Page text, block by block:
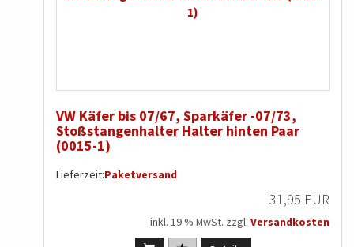
VW Käfer bis 07/67, Sparkäfer -07/73,
Stoßstangenhalter Halter hinten Paar
(0015-1)
Lieferzeit:Paketversand
31,95 EUR
inkl. 19 % MwSt. zzgl. Versandkosten